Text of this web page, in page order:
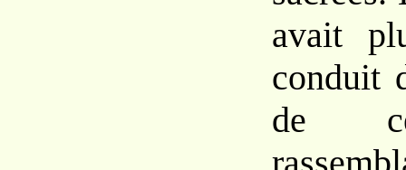
avait
conduit
de